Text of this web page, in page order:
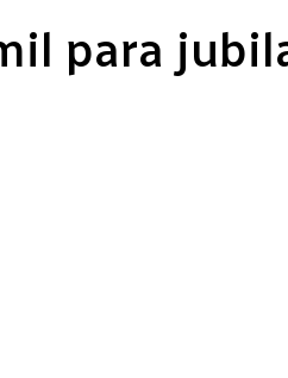
para